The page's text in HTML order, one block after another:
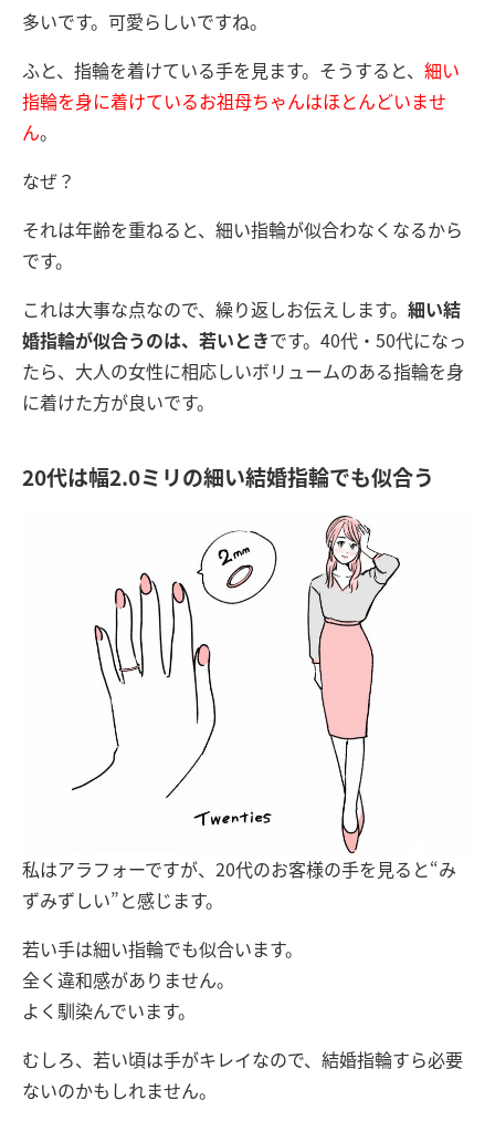
多いです。可愛らしいですね。
ふと、指輪を着けている手を見ます。そうすると、 細い
指輪を身に着けているお祖母ちゃんはほとんどいませ
ん。
なぜ？
それは年齢を重ねると、細い指輪が似合わなくなるから
です。
これは大事な点なので、繰り返しお伝えします。 細い結
婚指輪が似合うのは、若いときです。40代・50代になっ
たら、大人の女性に相応しいボリュームのある指輪を身
に着けた方が良いです。
20代は幅2.0ミリの細い結婚指輪でも似合う
私はアラフォーですが、20代のお客様の手を見ると“み
ずみずしい”と感じます。
若い手は細い指輪でも似合います。
全く違和感がありません。
よく馴染んでいます。
むしろ、若い頃は手がキレイなので、結婚指輪すら必要
ないのかもしれません。